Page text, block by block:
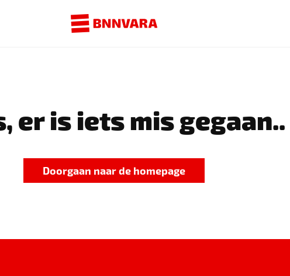
er is iets mis gegaan..
Doorgaan naar de homepage